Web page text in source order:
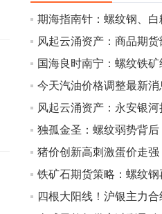
期海指南针：螺纹钢、